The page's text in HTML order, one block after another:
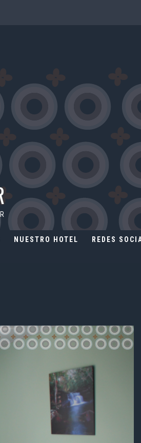
NUESTRO HOTEL REDES